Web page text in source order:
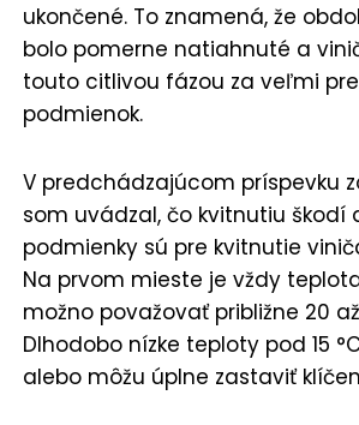
ukončené. To znamená, že
bolo pomerne natiahnuté a
touto citlivou fázou za veľmi
podmienok.
V predchádzajúcom príspevku
som uvádzal, čo kvitnutiu škodí
podmienky sú pre kvitnutie
Na prvom mieste je vždy
možno považovať približne 20
Dlhodobo nízke teploty pod 15
alebo môžu úplne zastaviť